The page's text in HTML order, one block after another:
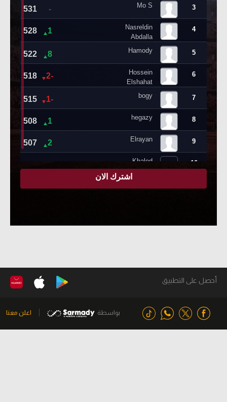
أحصل على التطبيق
بواسطة اعلن معنا